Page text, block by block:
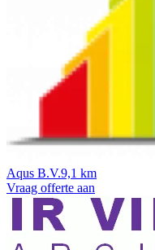
Aqus B.V.9,1 km
Vraag offerte aan